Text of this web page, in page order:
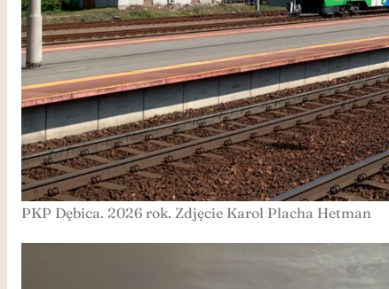
PKP Dębica. 2026 rok. Zdjęcie Karol Placha Hetman